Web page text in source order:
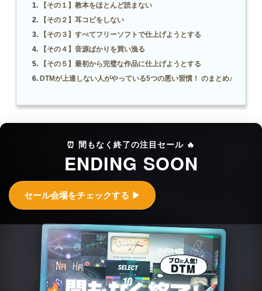
【その１】教本をほとんど読まない
【その２】耳コピをしない
【その３】すべてフリーソフトで仕上げようとする
【その４】音源ばかりを買い漁る
【その５】最初から完璧な作品に仕上げようとする
DTMが上達しない人がやっている5つの悪い習慣！ のまとめ♪
⏰ 間もなく終了の注目セール 🔥
ENDING SOON
セール会場をチェックする ▶︎